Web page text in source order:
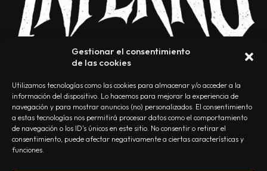
Gestionar el consentimiento
de las cookies
Utilizamos tecnologías como las cookies para almacenar y/o acceder a la
información del dispositivo. Lo hacemos para mejorar la experiencia de
navegación y para mostrar anuncios (no) personalizados. El consentimiento
a estas tecnologías nos permitirá procesar datos como el comportamiento
de navegación o los ID's únicos en este sitio. No consentir o retirar el
consentimiento, puede afectar negativamente a ciertas características y
funciones.
NOSOTROS CONTACTO EDITORIAL POLÍTICA DE PRIVACIDAD